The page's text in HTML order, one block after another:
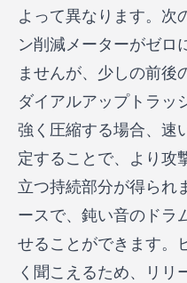
よって異なります。次
ン削減メーターがゼロ
ませんが、少しの前後
ダイアルアップトラッ
強く圧縮する場合、速
定することで、より攻
立つ持続部分が得られ
ースで、鈍い音のドラ
せることができます。
く聞こえるため、リリ